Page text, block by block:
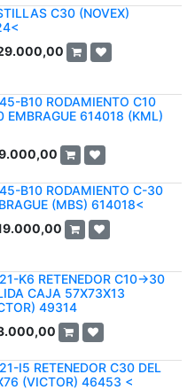
C30 (NOVEX)
B10 RODAMIENTO C10
EMBRAGUE 614018 (KML)
B10 RODAMIENTO C-30
(MBS) 614018<
K6 RETENEDOR C10->30
CAJA 57X73X13
49314
I5 RETENEDOR C30 DEL
(VICTOR) 46453 <